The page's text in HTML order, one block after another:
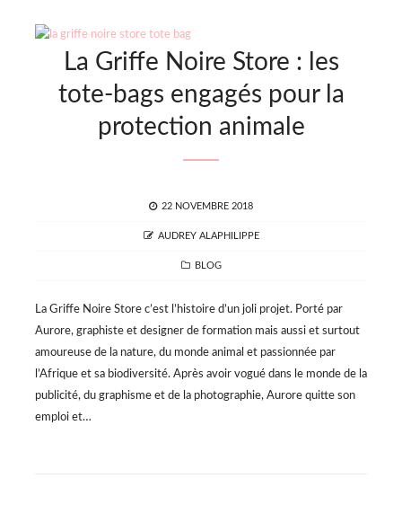
La Griffe Noire Store : les
tote-bags engagés pour la
protection animale
POSTED
22 NOVEMBRE 2018
AUTHOR
AUDREY ALAPHILIPPE
CATEGORIES
BLOG
La Griffe Noire Store c’est l’histoire d’un joli projet. Porté par
Aurore, graphiste et designer de formation mais aussi et surtout
amoureuse de la nature, du monde animal et passionnée par
l’Afrique et sa biodiversité. Après avoir vogué dans le monde de la
publicité, du graphisme et de la photographie, Aurore quitte son
emploi et…